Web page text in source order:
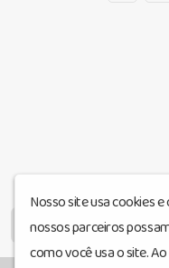
Nosso site usa cookies
nossos parceiros
como você usa o site.